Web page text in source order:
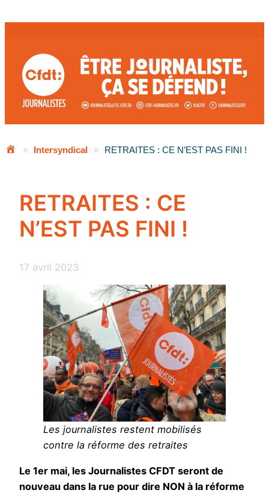
» Intersyndical » RETRAITES : CE N’EST PAS FINI !
RETRAITES : CE
N’EST PAS FINI !
17 avril 2023
Les journalistes restent mobilisés
contre la réforme des retraites
Le 1er mai, les Journalistes CFDT seront de
nouveau dans la rue pour dire NON à la réforme